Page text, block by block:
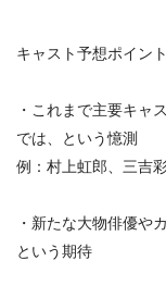
キャスト予想ポイント
・これまで主要キャ
では、という憶測
例：村上虹郎、三吉
・新たな大物俳優や
という期待